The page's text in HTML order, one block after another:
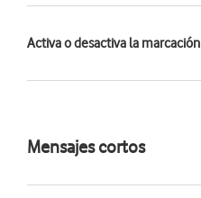
Activa o desactiva la
Mensajes cortos